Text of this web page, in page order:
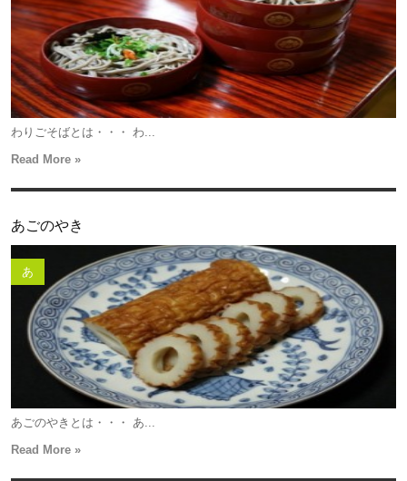
わりごそばとは・・・ わ...
Read More »
あごのやき
あ
あごのやきとは・・・ あ...
Read More »